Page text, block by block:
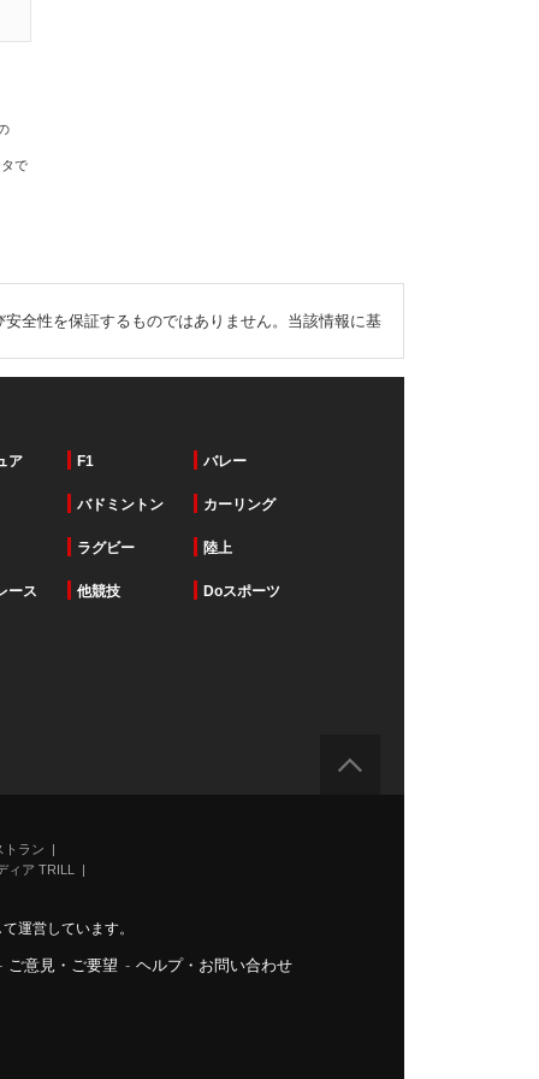
で
全性を保証するものではありません。当該情報に基
ア F1 バレー
バドミントン カーリング
ラグビー 陸上
ース 他競技 Doスポーツ
ラン
ィア TRILL
運営しています。
ご意見・ご要望 - ヘルプ・お問い合わせ